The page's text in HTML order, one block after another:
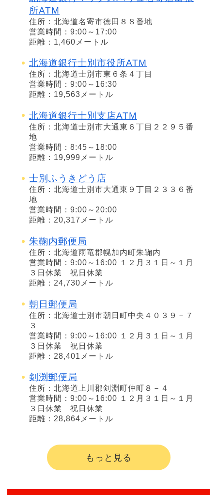
所ATM
住所：北海道名寄市徳田８８番地
営業時間：9:00～17:00
距離：1,460メートル
北海道銀行士別市役所ATM
住所：北海道士別市東６条４丁目
営業時間：9:00～16:30
距離：19,563メートル
北海道銀行士別支店ATM
住所：北海道士別市大通東６丁目２２９５番
地
営業時間：8:45～18:00
距離：19,999メートル
士別ふうきどう店
住所：北海道士別市大通東９丁目２３３６番
地
営業時間：9:00～20:00
距離：20,317メートル
朱鞠内郵便局
住所：北海道雨竜郡幌加内町朱鞠内
営業時間：9:00～16:00 １２月３１日～１月
３日休業 祝日休業
距離：24,730メートル
朝日郵便局
住所：北海道士別市朝日町中央４０３９－７
３
営業時間：9:00～16:00 １２月３１日～１月
３日休業 祝日休業
距離：28,401メートル
剣渕郵便局
住所：北海道上川郡剣淵町仲町８－４
営業時間：9:00～16:00 １２月３１日～１月
３日休業 祝日休業
距離：28,864メートル
もっと見る